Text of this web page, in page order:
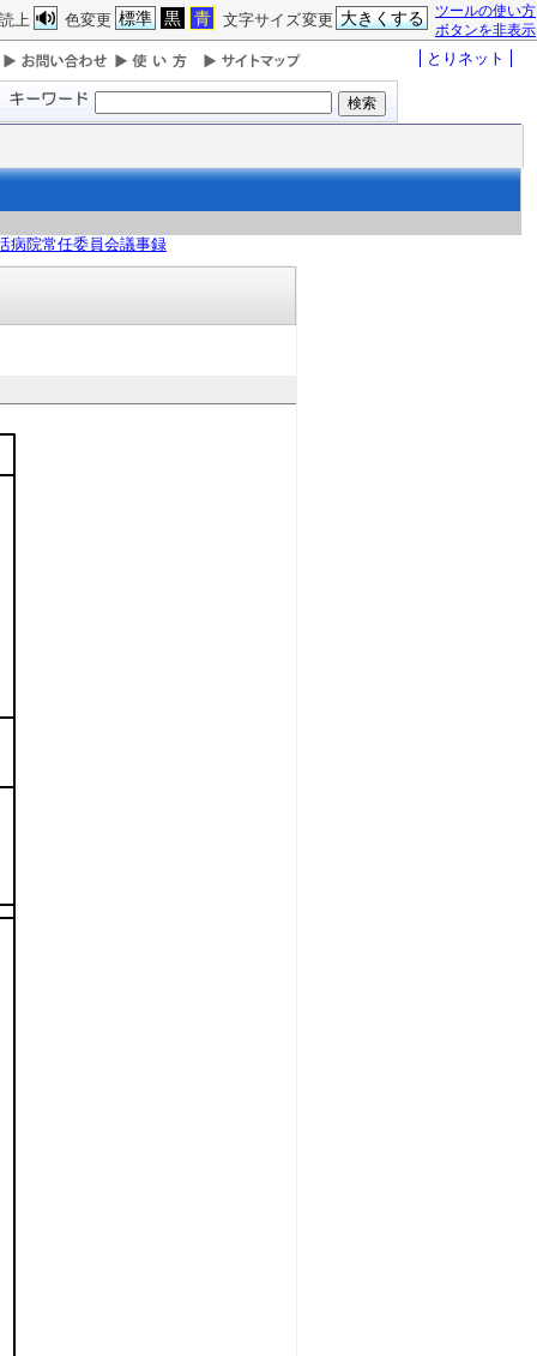
ツールの使い方
ボタンを非表示
文字サイズ変更 大きくする
色変更 標準 黒 青
上
とりネット
病院常任委員会議事録